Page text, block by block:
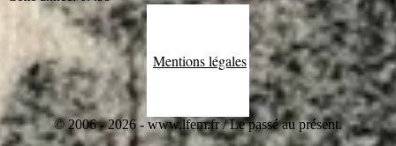
Mentions légales
© 2006 - 2026 - www.lfem.fr / Le passé au présent.